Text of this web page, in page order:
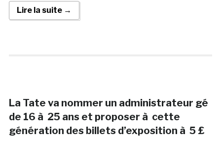
Lire la suite →
La Tate va nommer un administrateur gé
de 16 à 25 ans et proposer à cette
génération des billets d’exposition à 5 £